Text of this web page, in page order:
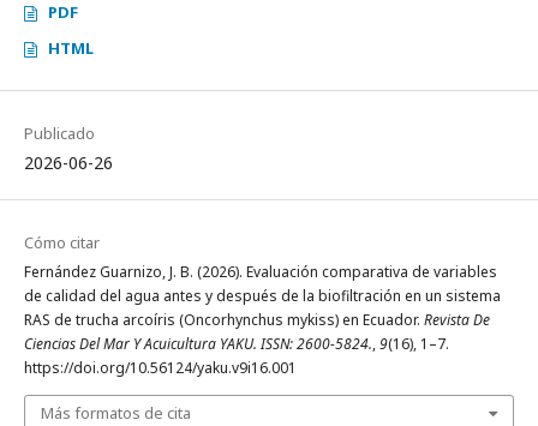
PDF
HTML
Publicado
2026-06-26
Cómo citar
Fernández Guarnizo, J. B. (2026). Evaluación comparativa de variables
de calidad del agua antes y después de la biofiltración en un sistema
RAS de trucha arcoíris (Oncorhynchus mykiss) en Ecuador. Revista De
Ciencias Del Mar Y Acuicultura YAKU. ISSN: 2600-5824.,9(16), 1–7.
https://doi.org/10.56124/yaku.v9i16.001
Más formatos de cita